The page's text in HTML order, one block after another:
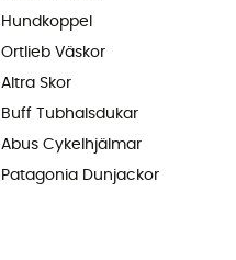
Hundkoppel
Ortlieb Väskor
Altra Skor
Buff Tubhalsdukar
Abus Cykelhjälmar
Patagonia Dunjackor